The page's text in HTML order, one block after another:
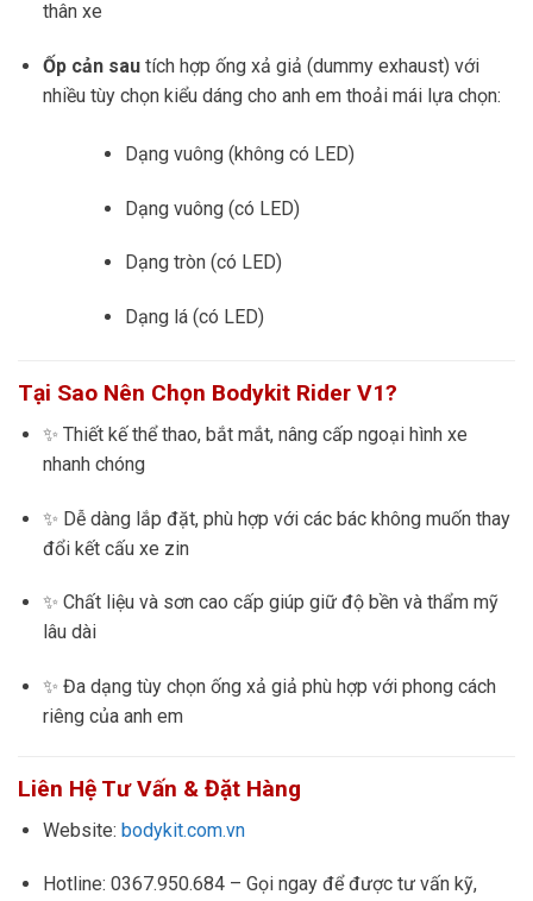
thân xe
Ốp cản sautích hợp ống xả giả (dummy exhaust) với
nhiều tùy chọn kiểu dáng cho anh em thoải mái lựa chọn:
Dạng vuông (không có LED)
Dạng vuông (có LED)
Dạng tròn (có LED)
Dạng lá (có LED)
Tại Sao Nên Chọn Bodykit Rider V1?
✨ Thiết kế thể thao, bắt mắt, nâng cấp ngoại hình xe
nhanh chóng
✨ Dễ dàng lắp đặt, phù hợp với các bác không muốn thay
đổi kết cấu xe zin
✨ Chất liệu và sơn cao cấp giúp giữ độ bền và thẩm mỹ
lâu dài
✨ Đa dạng tùy chọn ống xả giả phù hợp với phong cách
riêng của anh em
Liên Hệ Tư Vấn & Đặt Hàng
Website: bodykit.com.vn
Hotline: 0367.950.684 – Gọi ngay để được tư vấn kỹ,